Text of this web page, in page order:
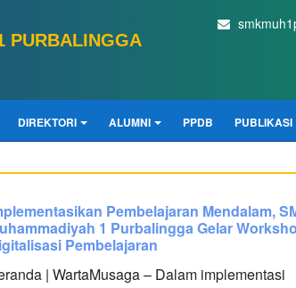
PURBALINGGA
DIREKTORI ALUMNI PPDB PUBLIKASI
Pembelajaran Mendalam,
1 Purbalingga Gelar
Pembelajaran
| WartaMusaga – Dalam implementasi